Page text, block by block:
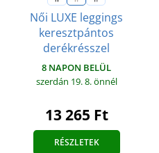
Női LUXE leggings
keresztpántos
derékrésszel
8 NAPON BELÜL
szerdán 19. 8.önnél
13 265 Ft
RÉSZLETEK